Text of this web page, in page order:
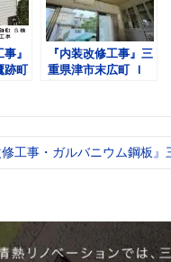
』
跡町
『内装改修工事』三
重県津市末広町 Ｉ
修工事・ガルバニウム鋼板